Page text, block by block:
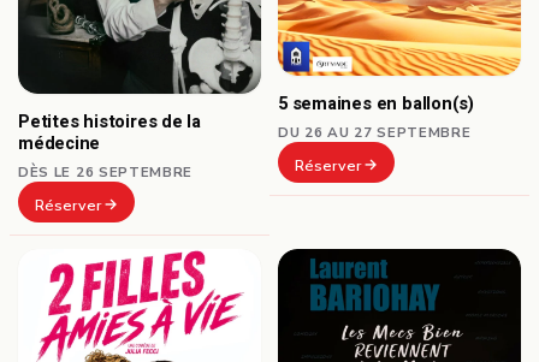
Petites histoires de la
médecine
DÈS LE 26 SEPTEMBRE
Réserver
5 semaines en ballon(s)
DU 26 AU 27 SEPTEMBRE
Réserver